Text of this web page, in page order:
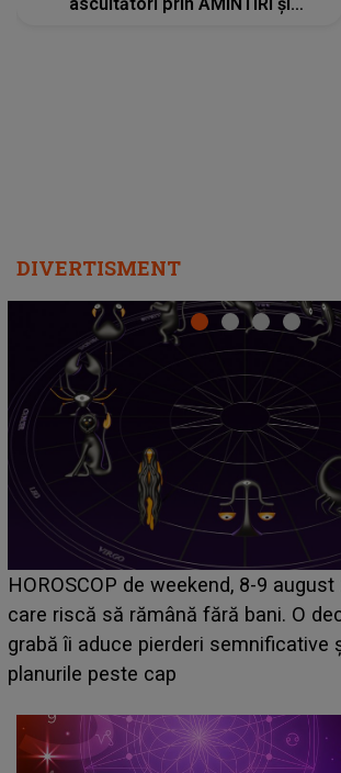
Emanuel a ținut ACEST DETALIU
acum! În fața Alexandrei, concurentul
face o MĂRTURISIRE
sa: "I-am spus și ei în față, eu nu te
că..."
HOROSCOP 7 august 2026. Zodia
care intră într-o perioadă marcată
de încercări. Problemele se adună